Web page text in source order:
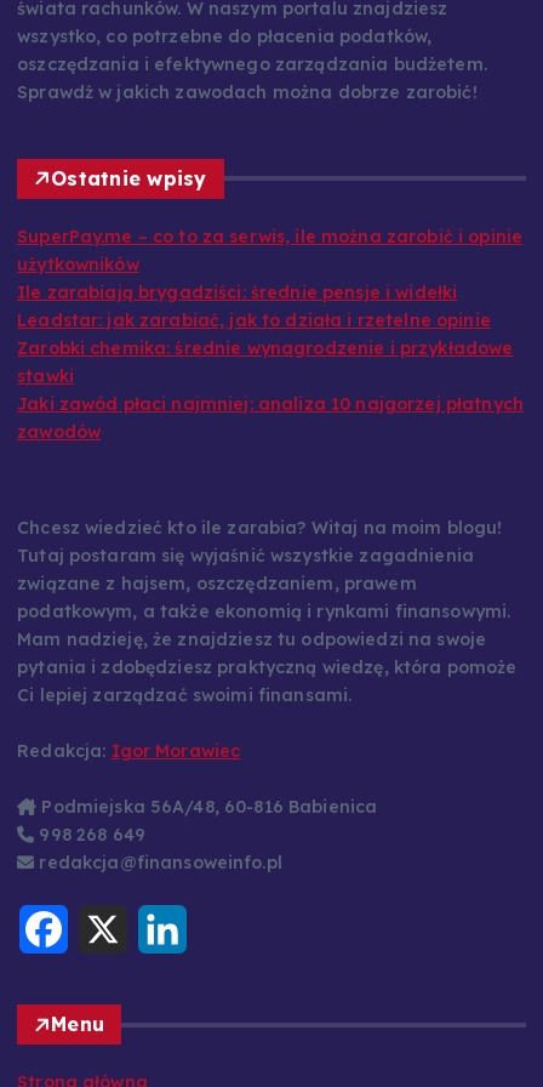
świata rachunków. W naszym portalu znajdziesz
wszystko, co potrzebne do płacenia podatków,
oszczędzania i efektywnego zarządzania budżetem.
Sprawdź w jakich zawodach można dobrze zarobić!
Ostatnie wpisy
SuperPay.me – co to za serwis, ile można zarobić i opinie
użytkowników
Ile zarabiają brygadziści: średnie pensje i widełki
Leadstar: jak zarabiać, jak to działa i rzetelne opinie
Zarobki chemika: średnie wynagrodzenie i przykładowe
stawki
Jaki zawód płaci najmniej: analiza 10 najgorzej płatnych
zawodów
Chcesz wiedzieć kto ile zarabia? Witaj na moim blogu!
Tutaj postaram się wyjaśnić wszystkie zagadnienia
związane z hajsem, oszczędzaniem, prawem
podatkowym, a także ekonomią i rynkami finansowymi.
Mam nadzieję, że znajdziesz tu odpowiedzi na swoje
pytania i zdobędziesz praktyczną wiedzę, która pomoże
Ci lepiej zarządzać swoimi finansami.
Redakcja: Igor Morawiec
Podmiejska 56A/48, 60-816 Babienica
998 268 649
redakcja@finansoweinfo.pl
o
o
k
X
I
Menu
Strona główna